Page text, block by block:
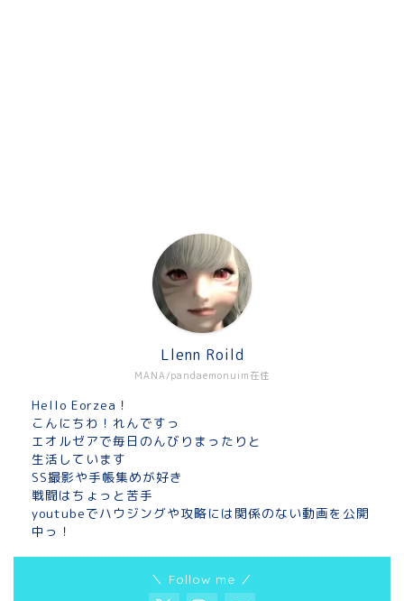
MANA/pandaemonuim在住
Llenn Roild
Hello Eorzea！
こんにちわ！れんですっ
エオルゼアで毎日のんびりまったりと
生活しています
SS撮影や手帳集めが好き
戦闘はちょっと苦手
youtubeでハウジングや攻略には関係のない動画を公開
中っ！
＼ Follow me ／